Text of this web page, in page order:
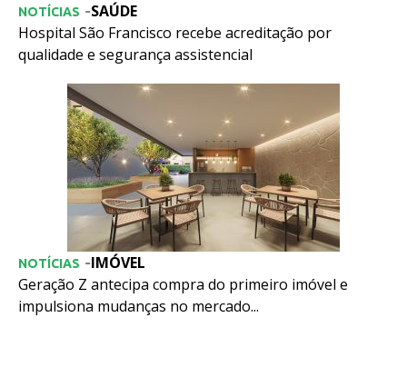
SAÚDE
NOTÍCIAS -
Hospital São Francisco recebe acreditação por
qualidade e segurança assistencial
IMÓVEL
NOTÍCIAS -
Geração Z antecipa compra do primeiro imóvel e
impulsiona mudanças no mercado...